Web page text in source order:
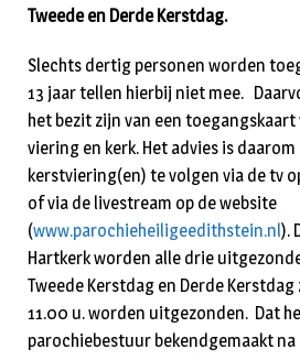
Tweede en Derde Kerstdag.
Slechts dertig personen worden
13 jaar tellen hierbij niet mee.
het bezit zijn van een
viering en kerk. Het advies is daarom
kerstviering(en) te volgen via de tv
of via de livestream op de website
(www.parochieheiligeedithstein.nl).
Hartkerk worden alle drie
Tweede Kerstdag en Derde
11.00 u. worden uitgezonden. Dat
parochiebestuur bekendgemaakt